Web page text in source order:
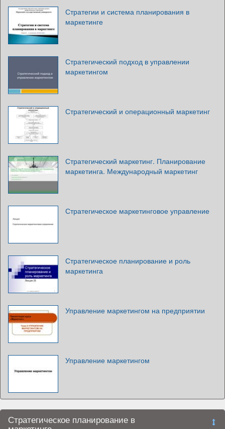
Стратегии и система планирования в
маркетинге
Стратегический подход в управлении
маркетингом
Стратегический и операционный маркетинг
Стратегический маркетинг. Планирование
маркетинга. Международный маркетинг
Стратегическое маркетинговое управление
Стратегическое планирование и роль
маркетинга
Управление маркетингом на предприятии
Управление маркетингом
Стратегическое планирование в